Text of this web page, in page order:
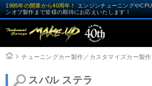
1985年の開業から40周年！
エンジンチューニングや
ンオフ製作まで皆様の期待にお応えいたします！
チューニングカー製作／カスタマイズカー製作
スバル ステラ